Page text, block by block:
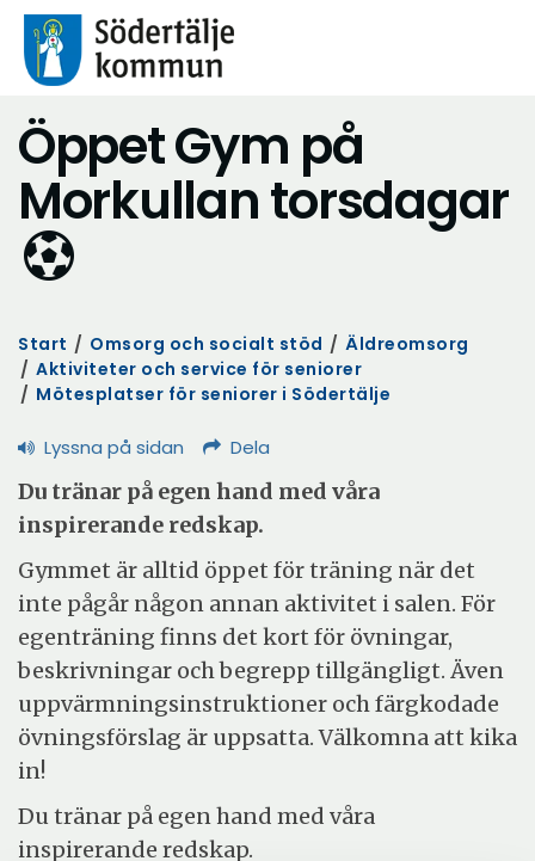
Öppet Gym på
Morkullan torsdagar
Start / Omsorg och socialt stöd / Äldreomsorg
/ Aktiviteter och service för seniorer
/ Mötesplatser för seniorer i Södertälje
Lyssna på sidan Dela
Du tränar på egen hand med våra
inspirerande redskap.
Gymmet är alltid öppet för träning när det
inte pågår någon annan aktivitet i salen. För
egenträning finns det kort för övningar,
beskrivningar och begrepp tillgängligt. Även
uppvärmningsinstruktioner och färgkodade
övningsförslag är uppsatta. Välkomna att kika
in!
Du tränar på egen hand med våra
inspirerande redskap.